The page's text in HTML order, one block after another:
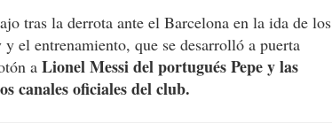
tras la derrota ante el Barcelona en la ida de los
el entrenamiento, que se desarrolló a puerta
a Lionel Messi del portugués Pepe y las
canales oficiales del club.